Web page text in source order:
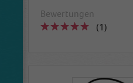
Bewertungen
(1)